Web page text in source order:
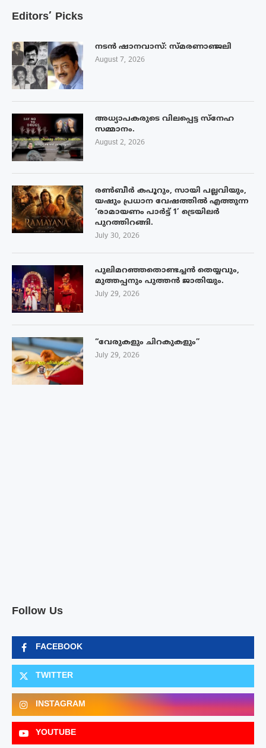
Editors’ Picks
നടൻ ഷാനവാസ്: സ്മരണാഞ്ജലി
August 7, 2026
അധ്യാപകരുടെ വിലപ്പെട്ട സ്നേഹ
സമ്മാനം.
August 2, 2026
രൺബീർ കപൂറും, സായി പല്ലവിയും,
യഷും പ്രധാന വേഷത്തിൽ എത്തുന്ന
‘രാമായണം പാർട്ട് 1’ ട്രെയിലർ
പുറത്തിറങ്ങി.
July 30, 2026
പുലിമറഞ്ഞതൊണ്ടച്ചൻ തെയ്യവും,
മുത്തപ്പനും പുത്തൻ ജാതിയും.
July 29, 2026
“വേരുകളും ചിറകുകളും”
July 29, 2026
Follow Us
FACEBOOK
TWITTER
INSTAGRAM
YOUTUBE